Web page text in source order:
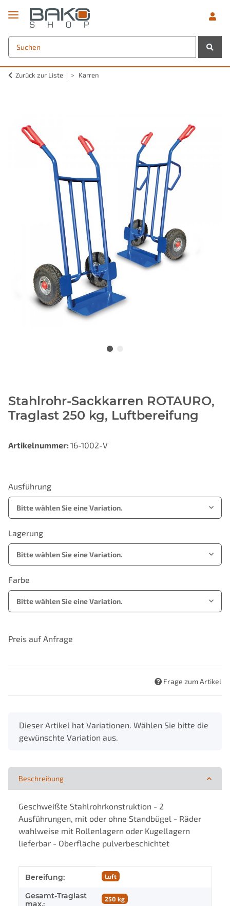
Zurück zur Liste Karren
Stahlrohr-Sackkarren ROTAURO,
Traglast 250 kg, Luftbereifung
Artikelnummer: 16-1002-V
Ausführung
Bitte wählen Sie eine Variation.
Lagerung
Bitte wählen Sie eine Variation.
Farbe
Bitte wählen Sie eine Variation.
Preis auf Anfrage
Frage zum Artikel
x
Dieser Artikel hat Variationen. Wählen Sie bitte die
gewünschte Variation aus.
Beschreibung
Geschweißte Stahlrohrkonstruktion - 2
Ausführungen, mit oder ohne Standbügel - Räder
wahlweise mit Rollenlagern oder Kugellagern
lieferbar - Oberfläche pulverbeschichtet
Produkteigenschaft
Wert
Bereifung: Luft
Gesamt-Traglast
max.:
250 kg